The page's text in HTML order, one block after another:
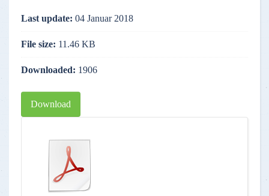
Last update: 04 Januar 2018
File size: 11.46 KB
Downloaded: 1906
Download